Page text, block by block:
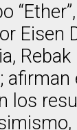
“Ether”,
Eisen
Rebak
afirman
los